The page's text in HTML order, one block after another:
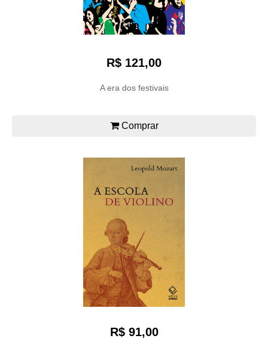
R$ 121,00
A era dos festivais
Comprar
R$ 91,00